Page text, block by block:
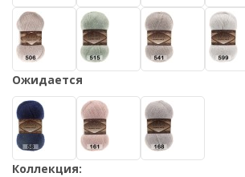
Ожидается
Коллекция: